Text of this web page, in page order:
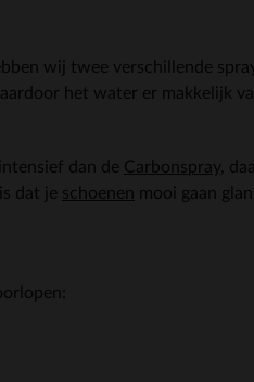
wij twee verschillende
het water er makkelijk
dan de Carbonspray,
is dat je schoenen mooi gaan